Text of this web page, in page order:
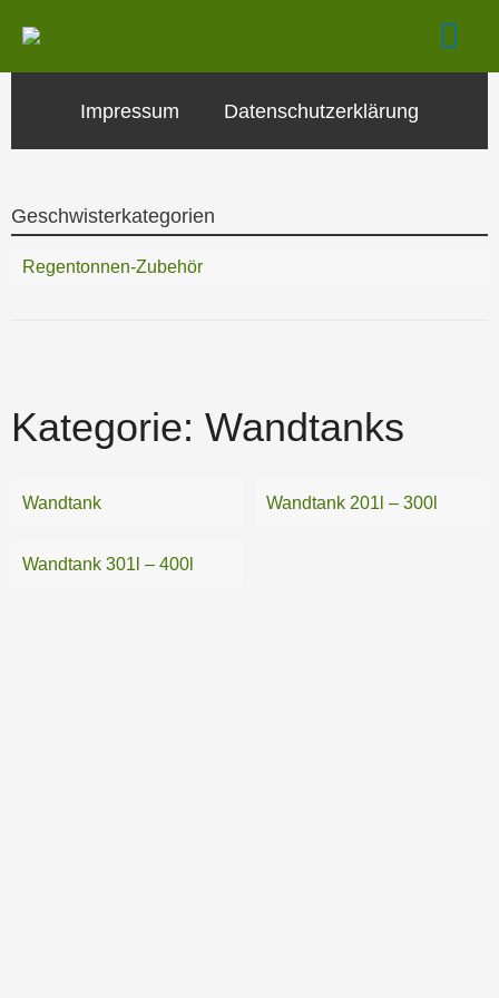
Inhalt
springen
Geschwisterkategorien
Regentonnen-Zubehör
Kategorie: Wandtanks
Wandtank Wandtank 201l – 300l
Wandtank 301l – 400l
Impressum Datenschutzerklärung